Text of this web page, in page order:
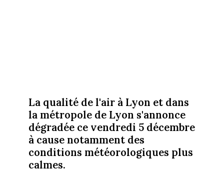
La qualité de l'air à Lyon et dans
la métropole de Lyon s'annonce
dégradée ce vendredi 5 décembre
à cause notamment des
conditions météorologiques plus
calmes.